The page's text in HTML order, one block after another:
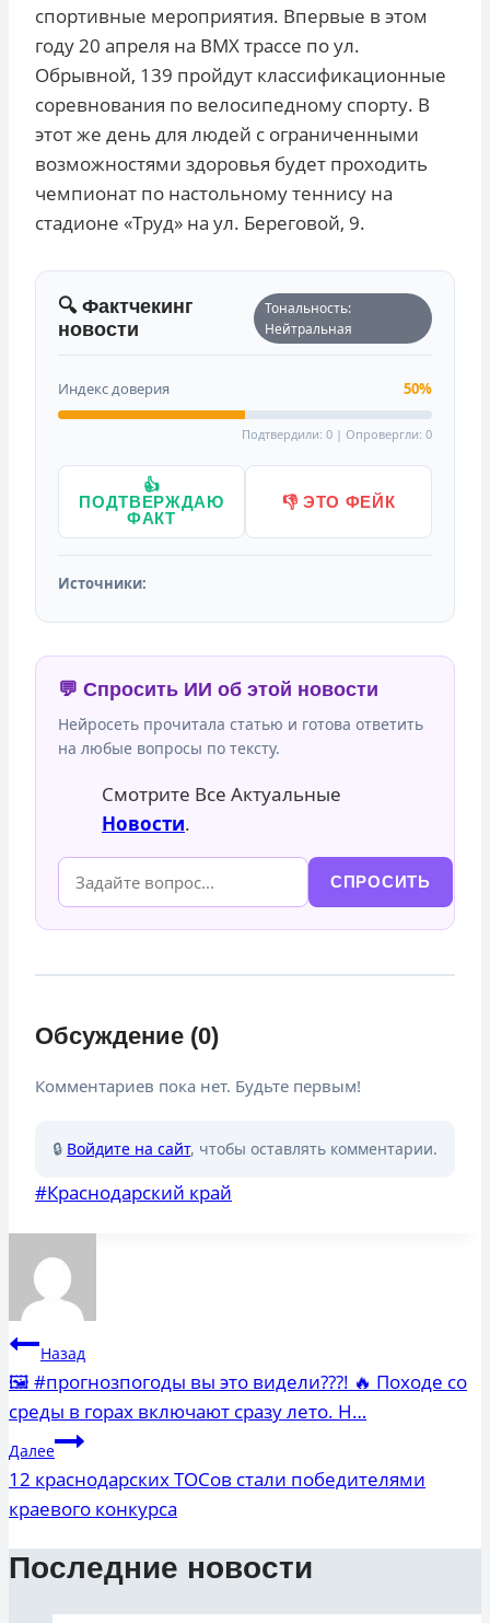
спортивные мероприятия. Впервые в этом
году 20 апреля на ВМХ трассе по ул.
Обрывной, 139 пройдут классификационные
соревнования по велосипедному спорту. В
этот же день для людей с ограниченными
возможностями здоровья будет проходить
чемпионат по настольному теннису на
стадионе «Труд» на ул. Береговой, 9.
🔍 Фактчекинг
новости
Тональность:
Нейтральная
Индекс доверия 50%
Подтвердили: 0 | Опровергли: 0
👍
ПОДТВЕРЖДАЮ
ФАКТ
👎 ЭТО ФЕЙК
Источники:
💬 Спросить ИИ об этой новости
Нейросеть прочитала статью и готова ответить
на любые вопросы по тексту.
Смотрите Все Актуальные
Новости.
СПРОСИТЬ
Обсуждение (0)
Комментариев пока нет. Будьте первым!
🔒 Войдите на сайт, чтобы оставлять комментарии.
Метки
#Краснодарский край
Навигация
по
записям
Назад
🖼 #прогнозпогоды вы это видели???! 🔥 Походе со
среды в горах включают сразу лето. Н…
Далее
12 краснодарских ТОСов стали победителями
краевого конкурса
Последние новости